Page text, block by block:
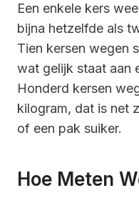
Een enkele kers
bijna hetzelfde als
Tien kersen wegen
wat gelijk staat aan
Honderd kersen
kilogram, dat is net
of een pak suiker.
Hoe Meten